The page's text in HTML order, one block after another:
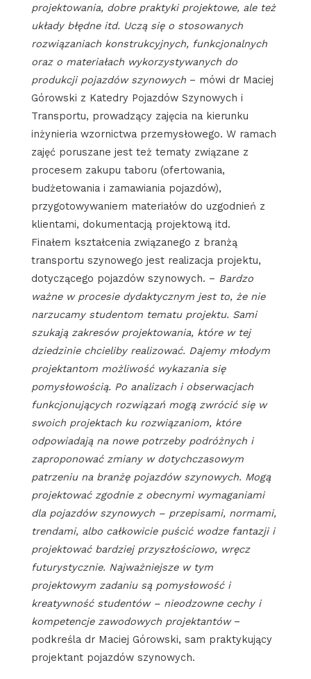
projektowania, dobre praktyki projektowe, ale też
układy błędne itd. Uczą się o stosowanych
rozwiązaniach konstrukcyjnych, funkcjonalnych
oraz o materiałach wykorzystywanych do
produkcji pojazdów szynowych– mówi dr Maciej
Górowski z Katedry Pojazdów Szynowych i
Transportu, prowadzący zajęcia na kierunku
inżynieria wzornictwa przemysłowego. W ramach
zajęć poruszane jest też tematy związane z
procesem zakupu taboru (ofertowania,
budżetowania i zamawiania pojazdów),
przygotowywaniem materiałów do uzgodnień z
klientami, dokumentacją projektową itd.
Finałem kształcenia związanego z branżą
transportu szynowego jest realizacja projektu,
dotyczącego pojazdów szynowych. – Bardzo
ważne w procesie dydaktycznym jest to, że nie
narzucamy studentom tematu projektu. Sami
szukają zakresów projektowania, które w tej
dziedzinie chcieliby realizować. Dajemy młodym
projektantom możliwość wykazania się
pomysłowością. Po analizach i obserwacjach
funkcjonujących rozwiązań mogą zwrócić się w
swoich projektach ku rozwiązaniom, które
odpowiadają na nowe potrzeby podróżnych i
zaproponować zmiany w dotychczasowym
patrzeniu na branżę pojazdów szynowych. Mogą
projektować zgodnie z obecnymi wymaganiami
dla pojazdów szynowych – przepisami, normami,
trendami, albo całkowicie puścić wodze fantazji i
projektować bardziej przyszłościowo, wręcz
futurystycznie. Najważniejsze w tym
projektowym zadaniu są pomysłowość i
kreatywność studentów – nieodzowne cechy i
kompetencje zawodowych projektantów–
podkreśla dr Maciej Górowski, sam praktykujący
projektant pojazdów szynowych.